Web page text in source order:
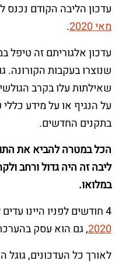
עדכון הליבה הקודם נכנס לתוקף
מאי 2020
.
עדכון אלגוריתם זה טיפל
שנוצרו בעקבות הקורונה.
שאילתות עלו בקרב
על הנגיף או על מידע
בתקנים החדשים.
הכל במטרה להביא את
ליבה זה היה גדול ורחב
במלואו.
4 חודשים לפניו היינו עדים ל
2020, גם הוא עסק
לאורך כל העדכונים,